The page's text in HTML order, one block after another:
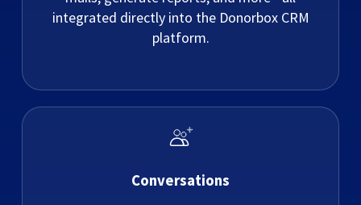
integrated directly into the Donorbox CRM
platform.
Conversations